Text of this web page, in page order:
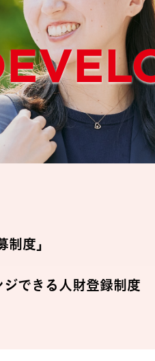
度」
ジできる人財登録制度